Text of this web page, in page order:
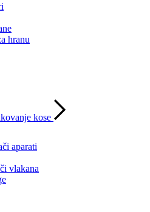
hranu
kose
aparati
vlakana